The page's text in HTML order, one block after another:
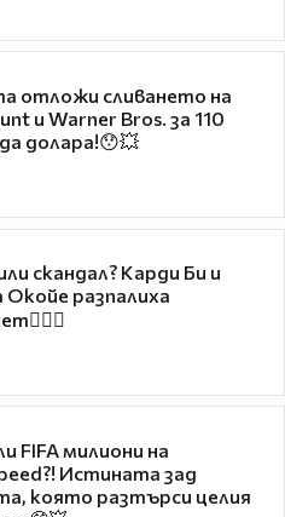
отложи сливането на
и Warner Bros. за 110
долара!😯💥
скандал? Карди Би и
разпалиха
FIFA милиони на
Истината зад
която разтърси целия